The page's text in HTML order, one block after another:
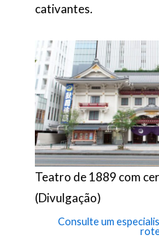
cativantes.
Teatro de 1889 com
(Divulgação)
Consulte um